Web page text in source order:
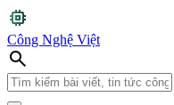
memory
Công Nghệ Việt
search